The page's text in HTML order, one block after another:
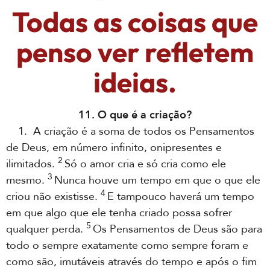
Todas as coisas que
penso ver refletem
ideias.
11. O que é a criação?
1. A criação é a soma de todos os Pensamentos
de Deus, em número infinito, onipresentes e
ilimitados. 2 Só o amor cria e só cria como ele
mesmo. 3 Nunca houve um tempo em que o que ele
criou não existisse. 4 E tampouco haverá um tempo
em que algo que ele tenha criado possa sofrer
qualquer perda. 5 Os Pensamentos de Deus são para
todo o sempre exatamente como sempre foram e
como são, imutáveis através do tempo e após o fim